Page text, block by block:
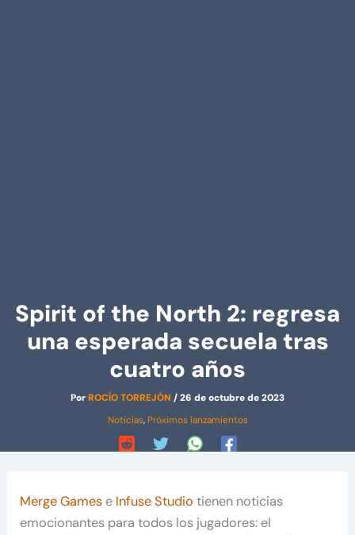
Spirit of the North 2: regresa
una esperada secuela tras
cuatro años
PorROCÍO TORREJÓN /26 de octubre de 2023
Noticias, Próximos lanzamientos
Merge Games e Infuse Studio tienen noticias
emocionantes para todos los jugadores: el